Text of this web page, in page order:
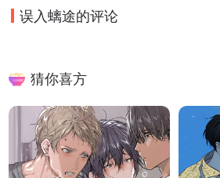
误入螭途的评论
猜你喜方